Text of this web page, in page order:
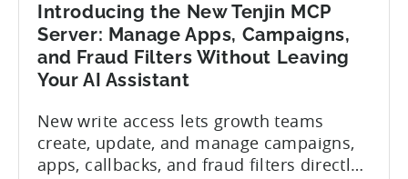
Introducing the New Tenjin MCP
Server: Manage Apps, Campaigns,
and Fraud Filters Without Leaving
Your AI Assistant
New write access lets growth teams
create, update, and manage campaigns,
apps, callbacks, and fraud filters directly